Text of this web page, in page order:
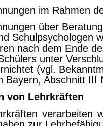
im Rah­men
über
Schul­psy­cho­lo­gen
nach dem Ende
unter
(vgl.
Bay­ern, Ab­schnitt III
von Lehr­kräf­ten
ver­ar­bei­ten